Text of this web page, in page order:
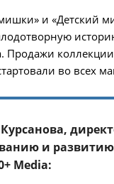
и «Детский
Продажи
во всех
и развитию
Media: